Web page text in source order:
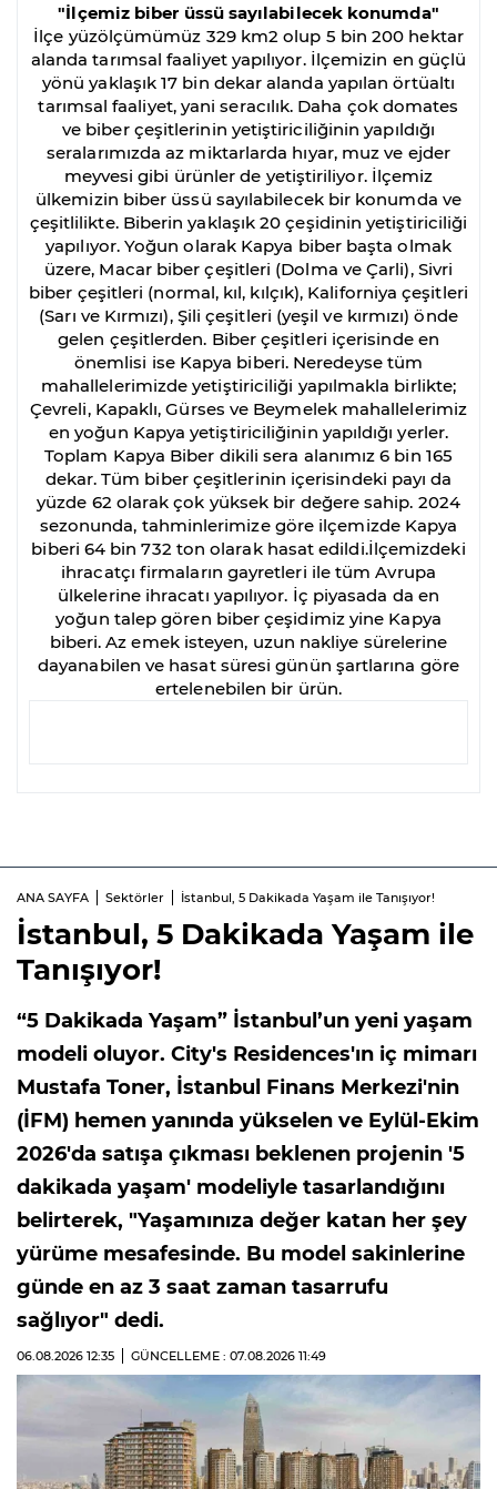
"İlçemiz biber üssü sayılabilecek konumda"
İlçe yüzölçümümüz 329 km2 olup 5 bin 200 hektar
alanda tarımsal faaliyet yapılıyor. İlçemizin en güçlü
yönü yaklaşık 17 bin dekar alanda yapılan örtüaltı
tarımsal faaliyet, yani seracılık. Daha çok domates
ve biber çeşitlerinin yetiştiriciliğinin yapıldığı
seralarımızda az miktarlarda hıyar, muz ve ejder
meyvesi gibi ürünler de yetiştiriliyor. İlçemiz
ülkemizin biber üssü sayılabilecek bir konumda ve
çeşitlilikte. Biberin yaklaşık 20 çeşidinin yetiştiriciliği
yapılıyor. Yoğun olarak Kapya biber başta olmak
üzere, Macar biber çeşitleri (Dolma ve Çarli), Sivri
biber çeşitleri (normal, kıl, kılçık), Kaliforniya çeşitleri
(Sarı ve Kırmızı), Şili çeşitleri (yeşil ve kırmızı) önde
gelen çeşitlerden. Biber çeşitleri içerisinde en
önemlisi ise Kapya biberi. Neredeyse tüm
mahallelerimizde yetiştiriciliği yapılmakla birlikte;
Çevreli, Kapaklı, Gürses ve Beymelek mahallelerimiz
en yoğun Kapya yetiştiriciliğinin yapıldığı yerler.
Toplam Kapya Biber dikili sera alanımız 6 bin 165
dekar. Tüm biber çeşitlerinin içerisindeki payı da
yüzde 62 olarak çok yüksek bir değere sahip. 2024
sezonunda, tahminlerimize göre ilçemizde Kapya
biberi 64 bin 732 ton olarak hasat edildi.İlçemizdeki
ihracatçı firmaların gayretleri ile tüm Avrupa
ülkelerine ihracatı yapılıyor. İç piyasada da en
yoğun talep gören biber çeşidimiz yine Kapya
biberi. Az emek isteyen, uzun nakliye sürelerine
dayanabilen ve hasat süresi günün şartlarına göre
ertelenebilen bir ürün.
ANA SAYFA Sektörler İstanbul, 5 Dakikada Yaşam ile Tanışıyor!
İstanbul, 5 Dakikada Yaşam ile
Tanışıyor!
“5 Dakikada Yaşam” İstanbul’un yeni yaşam
modeli oluyor. City's Residences'ın iç mimarı
Mustafa Toner, İstanbul Finans Merkezi'nin
(İFM) hemen yanında yükselen ve Eylül-Ekim
2026'da satışa çıkması beklenen projenin '5
dakikada yaşam' modeliyle tasarlandığını
belirterek, "Yaşamınıza değer katan her şey
yürüme mesafesinde. Bu model sakinlerine
günde en az 3 saat zaman tasarrufu
sağlıyor" dedi.
06.08.2026 12:35 GÜNCELLEME : 07.08.2026 11:49